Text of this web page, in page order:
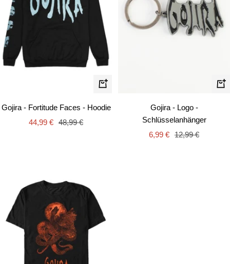
Schnellansicht
Gojira - Fortitude Faces - Hoodie
Angebotspreis
44,99 € Regulärer
48,99 €
In
Gojira - Logo -
Schlüsselanhänger
Angebotspreis
6,99 € Regulärer
12,99 €